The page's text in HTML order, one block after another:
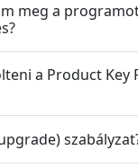
meg a
a Product Key